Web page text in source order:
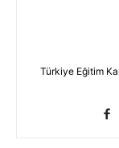
Türkiye Eğitim